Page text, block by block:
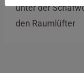
unter der
den Raumlüfter